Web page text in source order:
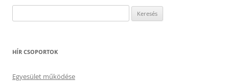
HÍR CSOPORTOK
Egyesület működése